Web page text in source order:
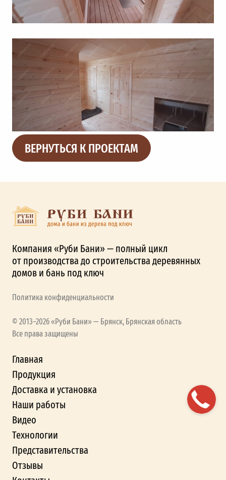
ВЕРНУТЬСЯ К ПРОЕКТАМ
Компания «Руби Бани» — полный цикл
от производства до строительства деревянных
домов и бань под ключ
Политика конфиденциальности
© 2013–2026 «Руби Бани» — Брянск, Брянская область
Все права защищены
Главная
Продукция
Доставка и установка
Наши работы
Видео
Технологии
Представительства
Отзывы